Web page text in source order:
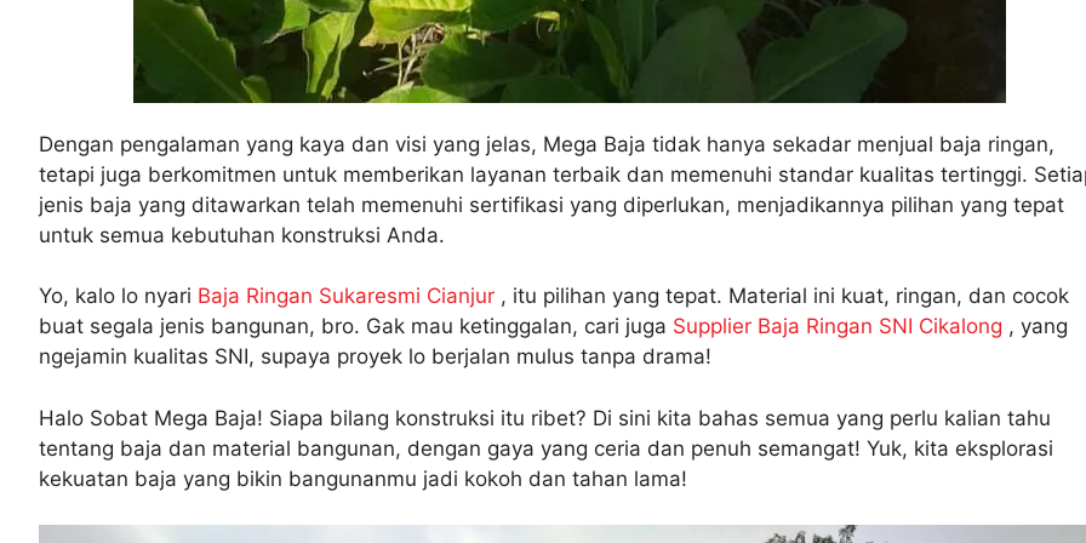
Dengan pengalaman yang kaya dan visi yang jelas, Mega Baja tidak hanya sekadar menjual baja ringan,
tetapi juga berkomitmen untuk memberikan layanan terbaik dan memenuhi standar kualitas tertinggi.
jenis baja yang ditawarkan telah memenuhi sertifikasi yang diperlukan, menjadikannya pilihan yang tepat
untuk semua kebutuhan konstruksi Anda.
Yo, kalo lo nyari Baja Ringan Sukaresmi Cianjur , itu pilihan yang tepat. Material ini kuat, ringan, dan cocok
buat segala jenis bangunan, bro. Gak mau ketinggalan, cari juga Supplier Baja Ringan SNI Cikalong , yang
ngejamin kualitas SNI, supaya proyek lo berjalan mulus tanpa drama!
Halo Sobat Mega Baja! Siapa bilang konstruksi itu ribet? Di sini kita bahas semua yang perlu kalian tahu
tentang baja dan material bangunan, dengan gaya yang ceria dan penuh semangat! Yuk, kita eksplorasi
kekuatan baja yang bikin bangunanmu jadi kokoh dan tahan lama!